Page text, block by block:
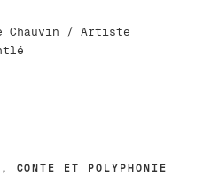
Chauvin / Artiste
, CONTE ET POLYPHONIE